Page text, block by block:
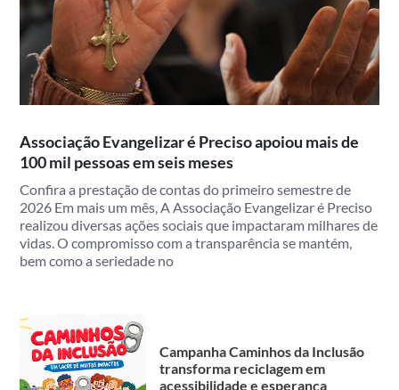
Associação Evangelizar é Preciso apoiou mais de
100 mil pessoas em seis meses
Confira a prestação de contas do primeiro semestre de
2026 Em mais um mês, A Associação Evangelizar é Preciso
realizou diversas ações sociais que impactaram milhares de
vidas. O compromisso com a transparência se mantém,
bem como a seriedade no
Campanha Caminhos da Inclusão
transforma reciclagem em
acessibilidade e esperança